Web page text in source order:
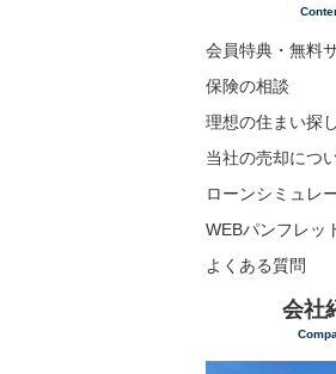
会員特典・無料
保険の相談
理想の住まい探
当社の売却につ
ローンシミュレ
WEBパンフレッ
よくある質問
会社